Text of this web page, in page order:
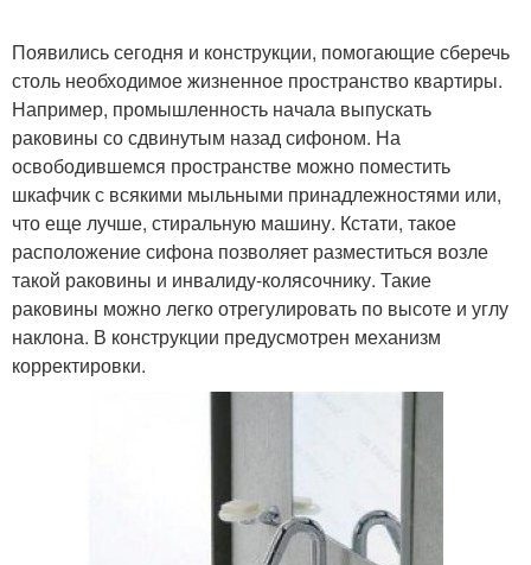
Появились сегодня и конструкции, помогающие сберечь
столь необходимое жизненное пространство квартиры.
Например, промышленность начала выпускать
раковины со сдвинутым назад сифоном. На
освободившемся пространстве можно поместить
шкафчик с всякими мыльными принадлежностями или,
что еще лучше, стиральную машину. Кстати, такое
расположение сифона позволяет разместиться возле
такой раковины и инвалиду-колясочнику. Такие
раковины можно легко отрегулировать по высоте и углу
наклона. В конструкции предусмотрен механизм
корректировки.